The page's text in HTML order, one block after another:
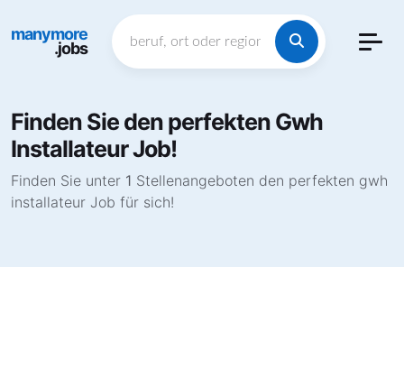
manymore
.jobs
Finden Sie den perfekten Gwh
Installateur Job!
Finden Sie unter 1 Stellenangeboten den perfekten gwh
installateur Job für sich!